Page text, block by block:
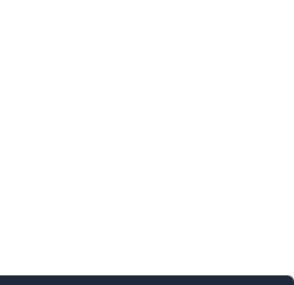
ve tavsiyeler ise genel niteliktedir. Bu